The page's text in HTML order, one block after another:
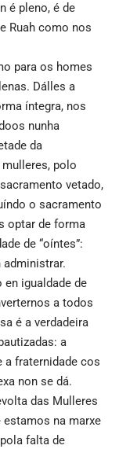
é pleno, é de
Ruah como nos
para os homes
Dálles a
íntegra, nos
nunha
da
mulleres, polo
vetado,
o sacramento
optar de forma
de “oíntes”:
igualdade de
a todos
é a verdadeira
a
a fraternidade cos
non se dá.
das Mulleres
estamos na marxe
falta de